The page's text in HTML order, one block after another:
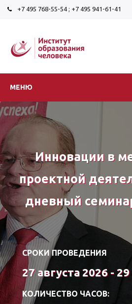
+7 495 768-55-54 ; +7 495 941-61-41
МЕНЮ
Инновации в
проектной
дневный
СРОКИ ПРОВЕДЕНИЯ
27 августа 2026 -
КОЛИЧЕСТВО ЧАСОВ: